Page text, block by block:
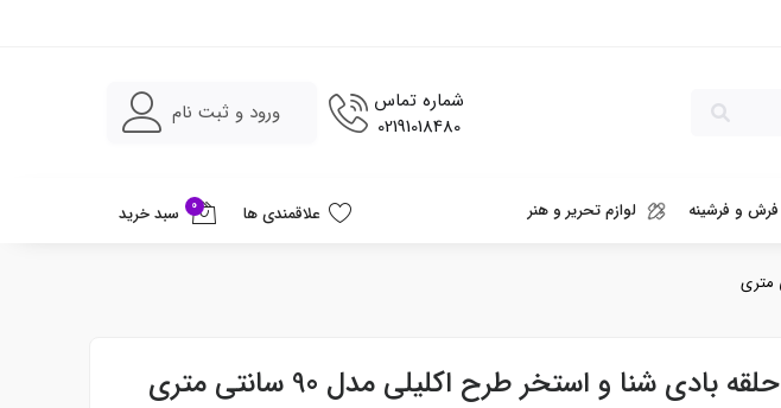
شماره تماس
02191018480
ورود و ثبت نام
فرش و فرشینه لوازم تحریر و هنر علاقمندی ها 0 سبد خرید
حلقه بادی شنا و استخر طرح اکلیلی مدل 90 سانتی متری